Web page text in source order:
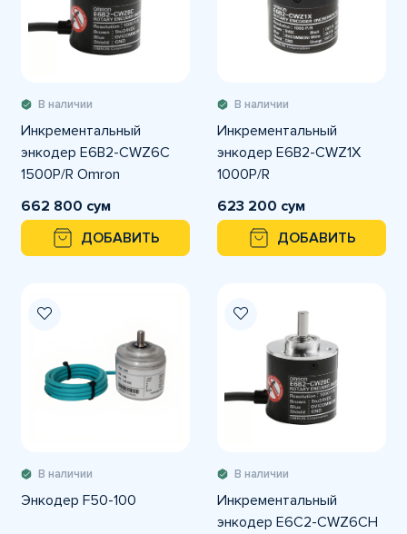
В наличии
Инкрементальный
энкодер E6B2-CWZ6C
1500P/R Omron
662 800 сум
ДОБАВИТЬ
В наличии
Инкрементальный
энкодер E6B2-CWZ1X
1000P/R
623 200 сум
ДОБАВИТЬ
В наличии
Энкодер F50-100
В наличии
Инкрементальный
энкодер E6C2-CWZ6CH